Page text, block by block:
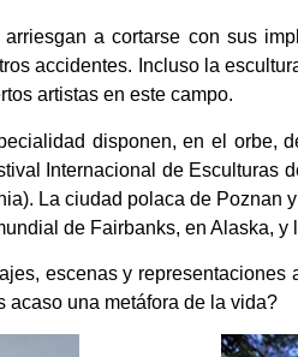
a cortarse con sus
accidentes. Incluso la
artistas en este campo.
disponen, en el orbe,
Internacional de Esculturas
La ciudad polaca de Poznan
de Fairbanks, en Alaska, y
escenas y
acaso una metáfora de la vida?